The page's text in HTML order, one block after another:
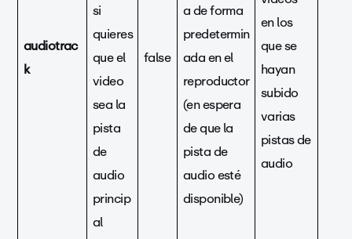
audiotrac
k
si
quieres
que el
video
sea la
pista
de
audio
princip
al
false
a de forma
predetermin
ada en el
reproductor
(en espera
de que la
pista de
audio esté
disponible)
en los
que se
hayan
subido
varias
pistas de
audio